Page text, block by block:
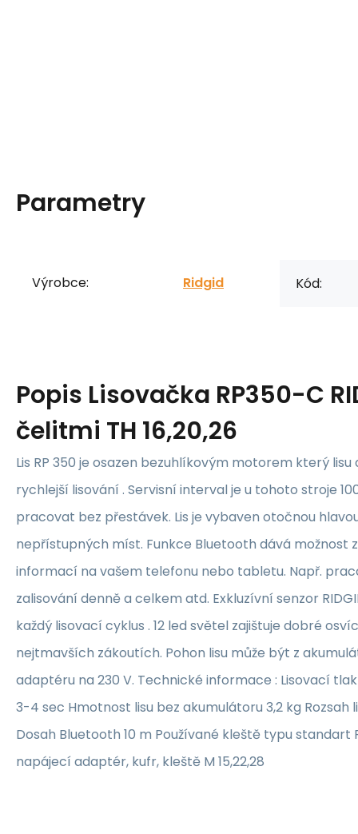
Parametry
Výrobce: Ridgid Kód:
Popis Lisovačka RP350-C
čelitmi TH 16,20,26
Lis RP 350 je osazen bezuhlíkovým motorem který
rychlejší lisování . Servisní interval je u tohoto stroje
pracovat bez přestávek. Lis je vybaven otočnou
nepřístupných míst. Funkce Bluetooth dává možnost
informací na vašem telefonu nebo tabletu. Např.
zalisování denně a celkem atd. Exkluzívní senzor
každý lisovací cyklus . 12 led světel zajištuje dobré
nejtmavších zákoutích. Pohon lisu může být z
adaptéru na 230 V. Technické informace : Lisovací
3-4 sec Hmotnost lisu bez akumulátoru 3,2 kg Rozsah
Dosah Bluetooth 10 m Používané kleště typu standart
napájecí adaptér, kufr, kleště M 15,22,28